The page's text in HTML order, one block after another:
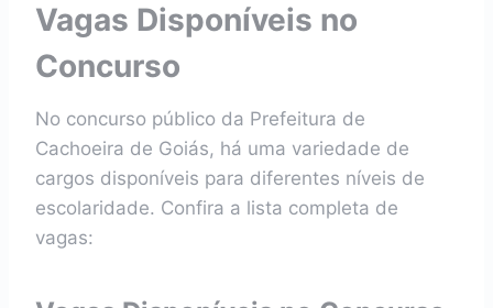
Vagas Disponíveis no
Concurso
No concurso público da Prefeitura de
Cachoeira de Goiás, há uma variedade de
cargos disponíveis para diferentes níveis de
escolaridade. Confira a lista completa de
vagas: